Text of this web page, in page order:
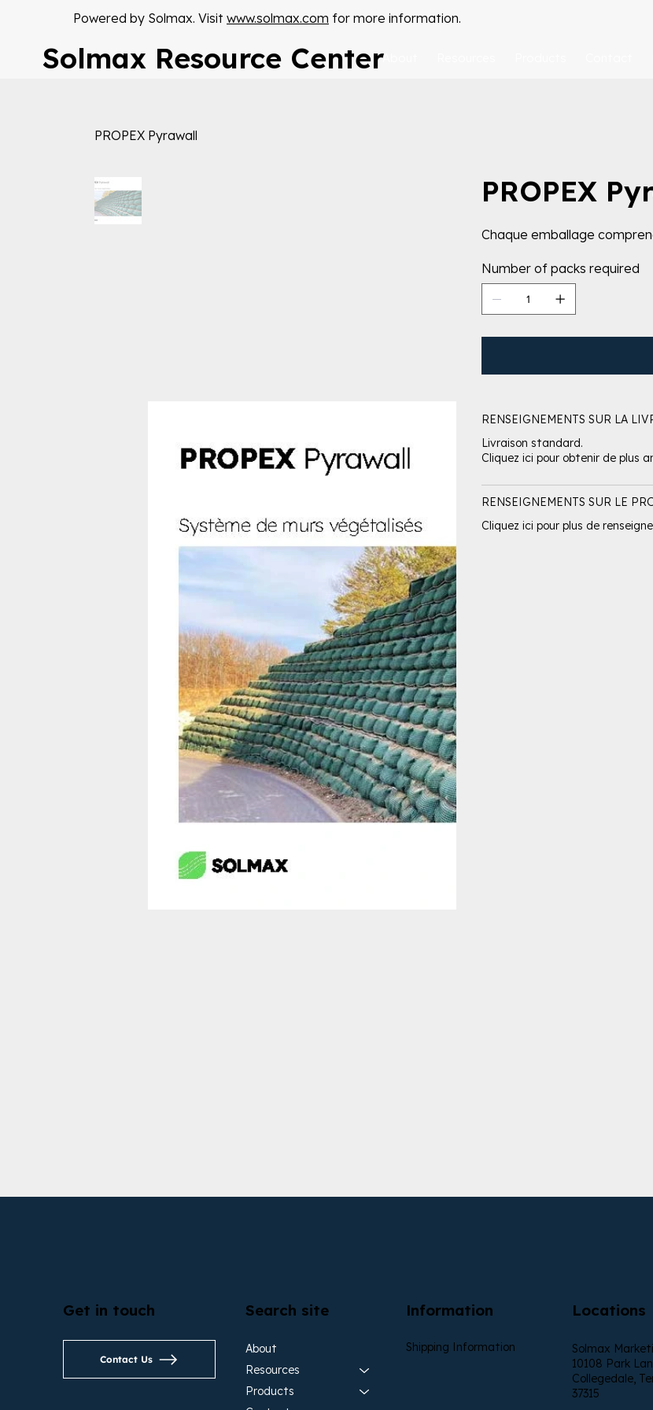
Powered by Solmax. Visit www.solmax.com for more information.
Solmax Resource CenterAbout
PROPEX Pyrawall
PROPEX
Chaque emballage
Number of packs required
RENSEIGNEMENTS SUR LA
Livraison standard.
Cliquez ici pour obtenir de plus
RENSEIGNEMENTS SUR LE
Cliquez ici pour plus de
Locations
Solmax
10108 Park
Collegedale,
37315
Search site
About
Resources
Products
Information
Shipping Information
Get in touch
Contact Us